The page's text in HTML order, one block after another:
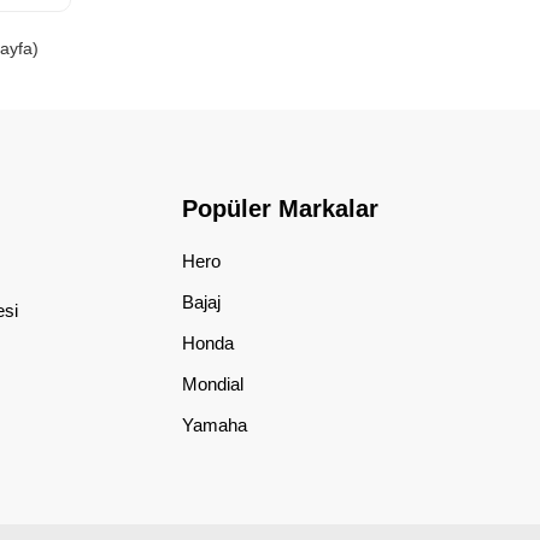
Popüler Markalar
Hero
Bajaj
Honda
Mondial
Yamaha